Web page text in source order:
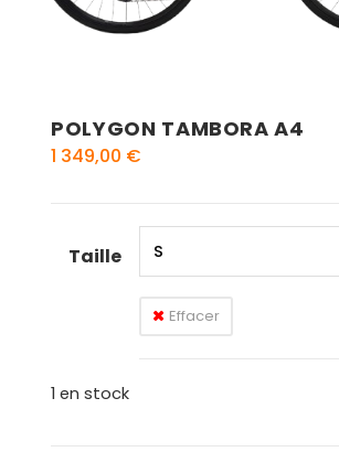
POLYGON TAMBORA A4
1 349,00 €
Taille
Effacer
1 en stock